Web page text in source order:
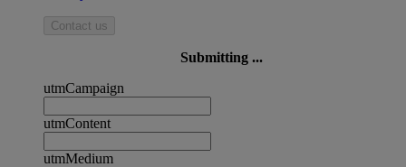
Contact us
Submitting ...
utmCampaign
utmContent
utmMedium